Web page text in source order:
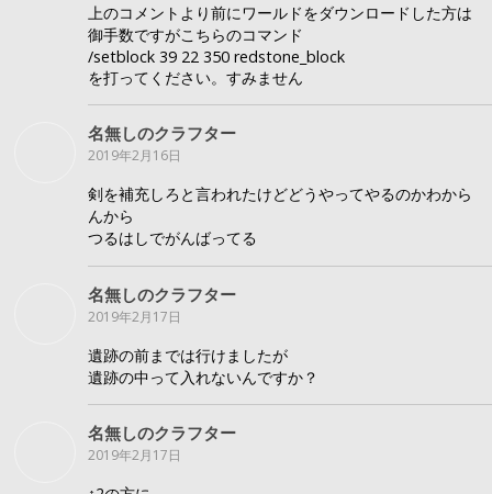
上のコメントより前にワールドをダウンロードした方は
御手数ですがこちらのコマンド
/setblock 39 22 350 redstone_block
を打ってください。すみません
名無しのクラフター
2019年2月16日
剣を補充しろと言われたけどどうやってやるのかわから
んから
つるはしでがんばってる
名無しのクラフター
2019年2月17日
遺跡の前までは行けましたが
遺跡の中って入れないんですか？
名無しのクラフター
2019年2月17日